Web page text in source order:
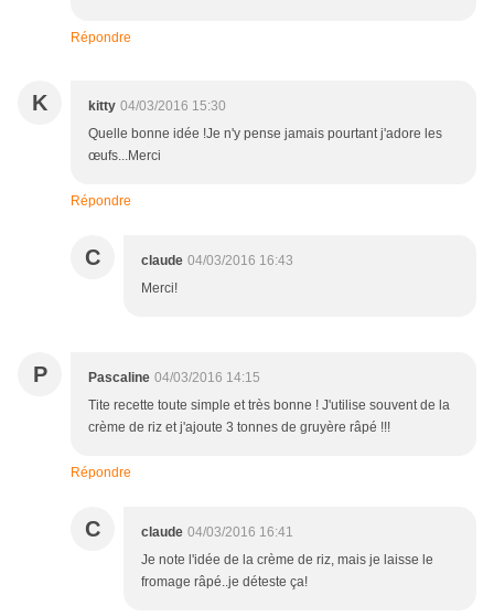
Répondre
K kitty 04/03/2016 15:30
Quelle bonne idée !Je n'y pense jamais pourtant j'adore les
œufs...Merci
Répondre
C claude 04/03/2016 16:43
Merci!
P Pascaline 04/03/2016 14:15
Tite recette toute simple et très bonne ! J'utilise souvent de la
crème de riz et j'ajoute 3 tonnes de gruyère râpé !!!
Répondre
C claude 04/03/2016 16:41
Je note l'idée de la crème de riz, mais je laisse le
fromage râpé..je déteste ça!